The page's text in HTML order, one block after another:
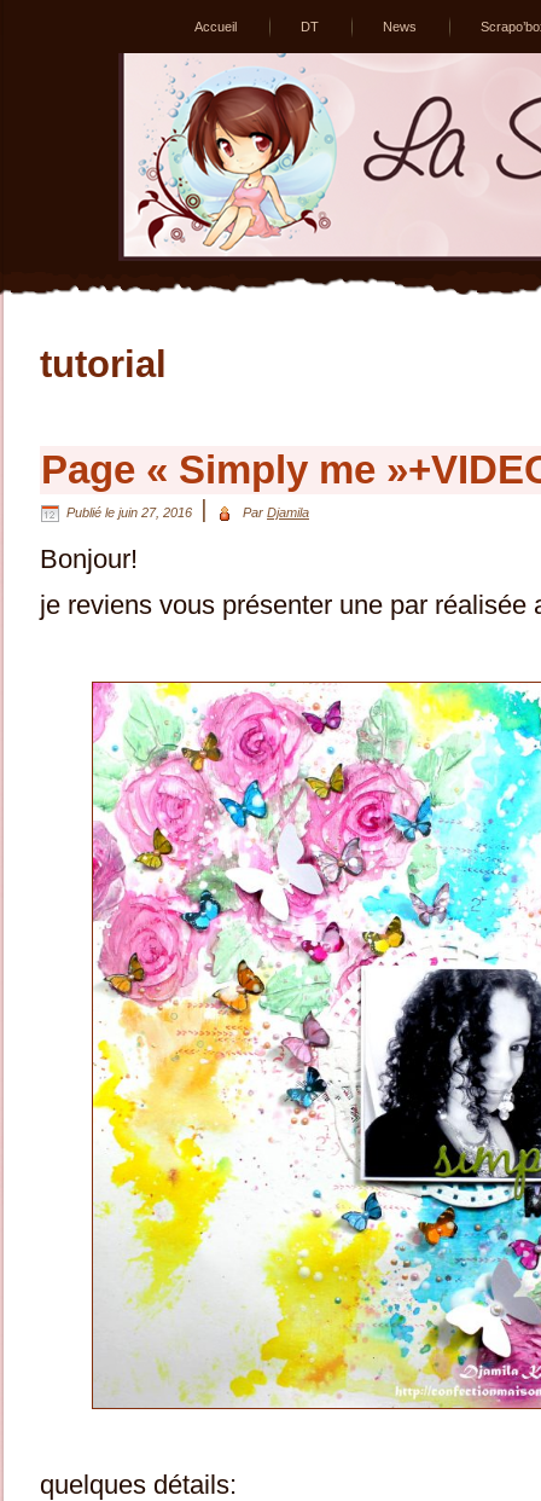
Accueil DT News
tutorial
Page « Simply me
Publié le juin 27, 2016 Par Djamila
Bonjour!
je reviens vous présenter une par réalisée
quelques détails: